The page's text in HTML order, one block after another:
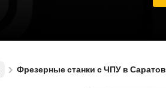
Фрезерные станки с ЧПУ в